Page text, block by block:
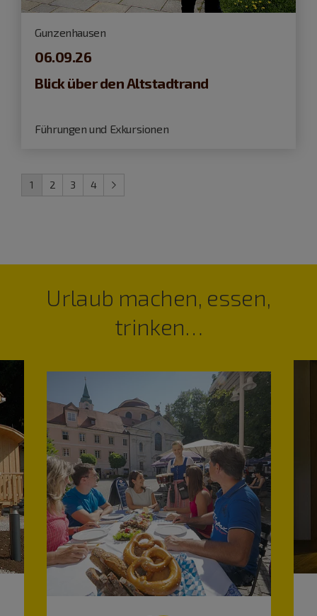
Gunzenhausen
06.09.26
Blick über den Altstadtrand
Führungen und Exkursionen
1 2 3 4
Urlaub machen, essen,
trinken…